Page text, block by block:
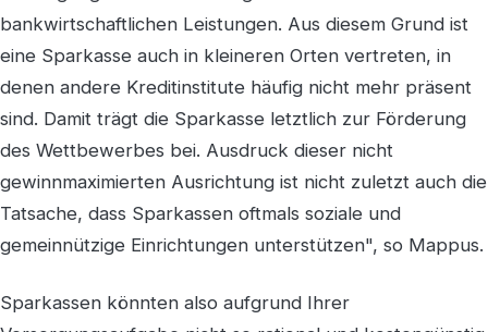
bankwirtschaftlichen Leistungen. Aus diesem Grund ist
eine Sparkasse auch in kleineren Orten vertreten, in
denen andere Kreditinstitute häufig nicht mehr präsent
sind. Damit trägt die Sparkasse letztlich zur Förderung
des Wettbewerbes bei. Ausdruck dieser nicht
gewinnmaximierten Ausrichtung ist nicht zuletzt auch die
Tatsache, dass Sparkassen oftmals soziale und
gemeinnützige Einrichtungen unterstützen", so Mappus.
Sparkassen könnten also aufgrund Ihrer